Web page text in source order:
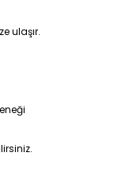
ulaşır.